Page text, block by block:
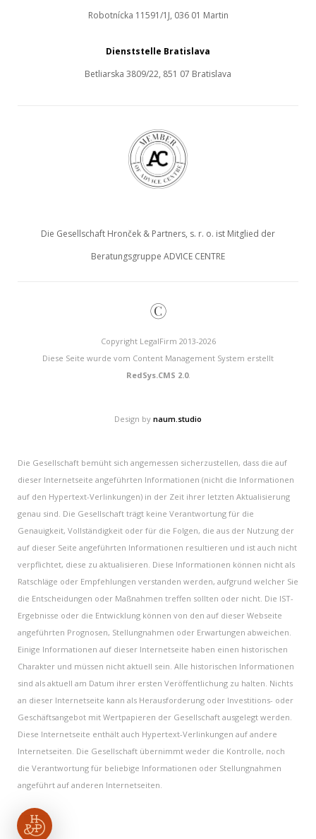
Robotnícka 11591/1J, 036 01 Martin
Dienststelle Bratislava
Betliarska 3809/22, 851 07 Bratislava
Die Gesellschaft Hronček & Partners, s. r. o. ist Mitglied der
Beratungsgruppe ADVICE CENTRE
©
Copyright LegalFirm 2013-2026
Diese Seite wurde vom Content Management System erstellt
RedSys.CMS 2.0.
Design by naum.studio
Die Gesellschaft bemüht sich angemessen sicherzustellen, dass die auf
dieser Internetseite angeführten Informationen (nicht die Informationen
auf den Hypertext-Verlinkungen) in der Zeit ihrer letzten Aktualisierung
genau sind. Die Gesellschaft trägt keine Verantwortung für die
Genauigkeit, Vollständigkeit oder für die Folgen, die aus der Nutzung der
auf dieser Seite angeführten Informationen resultieren und ist auch nicht
verpflichtet, diese zu aktualisieren. Diese Informationen können nicht als
Ratschläge oder Empfehlungen verstanden werden, aufgrund welcher Sie
die Entscheidungen oder Maßnahmen treffen sollten oder nicht. Die IST-
Ergebnisse oder die Entwicklung können von den auf dieser Webseite
angeführten Prognosen, Stellungnahmen oder Erwartungen abweichen.
Einige Informationen auf dieser Internetseite haben einen historischen
Charakter und müssen nicht aktuell sein. Alle historischen Informationen
sind als aktuell am Datum ihrer ersten Veröffentlichung zu halten. Nichts
an dieser Internetseite kann als Herausforderung oder Investitions- oder
Geschäftsangebot mit Wertpapieren der Gesellschaft ausgelegt werden.
Diese Internetseite enthält auch Hypertext-Verlinkungen auf andere
Internetseiten. Die Gesellschaft übernimmt weder die Kontrolle, noch
die Verantwortung für beliebige Informationen oder Stellungnahmen
angeführt auf anderen Internetseiten.